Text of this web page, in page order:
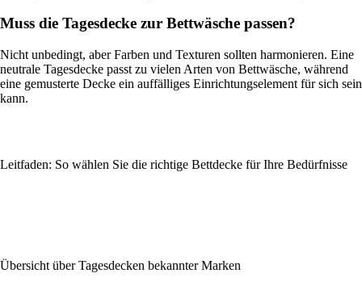
Muss die Tagesdecke zur Bettwäsche passen?
Nicht unbedingt, aber Farben und Texturen sollten harmonieren. Eine
neutrale Tagesdecke passt zu vielen Arten von Bettwäsche, während
eine gemusterte Decke ein auffälliges Einrichtungselement für sich sein
kann.
Leitfaden: So wählen Sie die richtige Bettdecke für Ihre Bedürfnisse
Übersicht über Tagesdecken bekannter Marken